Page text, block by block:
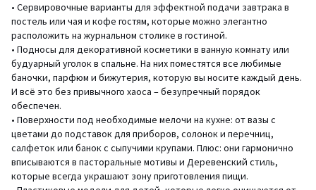
• Сервировочные варианты для эффектной подачи завтрака в
постель или чая и кофе гостям, которые можно элегантно
расположить на журнальном столике в гостиной.
• Подносы для декоративной косметики в ванную комнату или
будуарный уголок в спальне. На них поместятся все любимые
баночки, парфюм и бижутерия, которую вы носите каждый день.
И всё это без привычного хаоса – безупречный порядок
обеспечен.
• Поверхности под необходимые мелочи на кухне: от вазы с
цветами до подставок для приборов, солонок и перечниц,
салфеток или банок с сыпучими крупами. Плюс: они гармонично
вписываются в пасторальные мотивы и Деревенский стиль,
которые всегда украшают зону приготовления пищи.